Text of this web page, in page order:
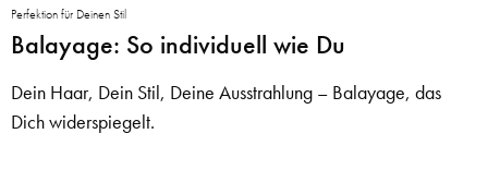
Perfektion für Deinen Stil
Balayage: So individuell wie Du
Dein Haar, Dein Stil, Deine Ausstrahlung – Balayage, das
Dich widerspiegelt.